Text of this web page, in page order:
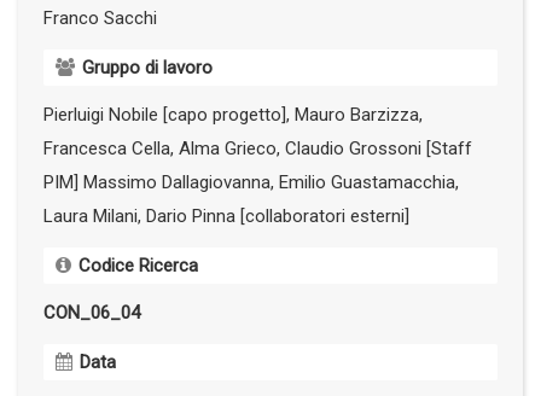
Franco Sacchi
Gruppo di lavoro
Pierluigi Nobile [capo progetto], Mauro Barzizza,
Francesca Cella, Alma Grieco, Claudio Grossoni [Staff
PIM] Massimo Dallagiovanna, Emilio Guastamacchia,
Laura Milani, Dario Pinna [collaboratori esterni]
Codice Ricerca
CON_06_04
Data